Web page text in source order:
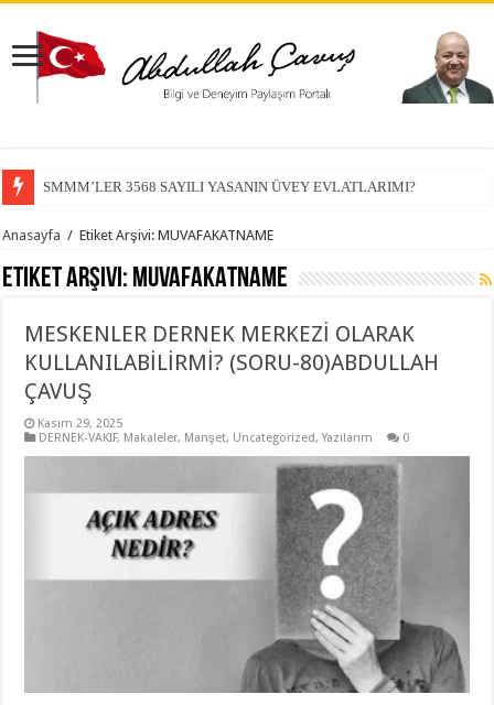
SMMM’LER 3568 SAYILI YASANIN ÜVEY EVLATLARIMI?
Anasayfa / Etiket Arşivi: MUVAFAKATNAME
Etiket Arşivi: MUVAFAKATNAME
MESKENLER DERNEK MERKEZİ OLARAK
KULLANILABİLİRMİ? (SORU-80)ABDULLAH
ÇAVUŞ
Kasım 29, 2025
DERNEK-VAKIF, Makaleler, Manşet, Uncategorized,Yazılarım 0